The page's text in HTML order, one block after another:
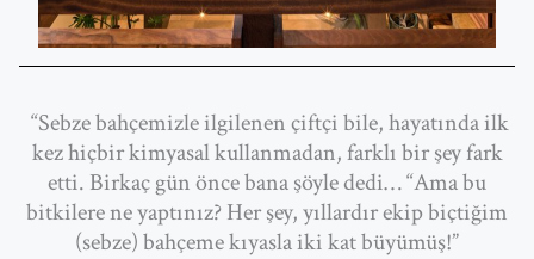
“Sebze bahçemizle ilgilenen çiftçi bile, hayatında ilk
kez hiçbir kimyasal kullanmadan, farklı bir şey fark
etti. Birkaç gün önce bana şöyle dedi… “Ama bu
bitkilere ne yaptınız? Her şey, yıllardır ekip biçtiğim
(sebze) bahçeme kıyasla iki kat büyümüş!”